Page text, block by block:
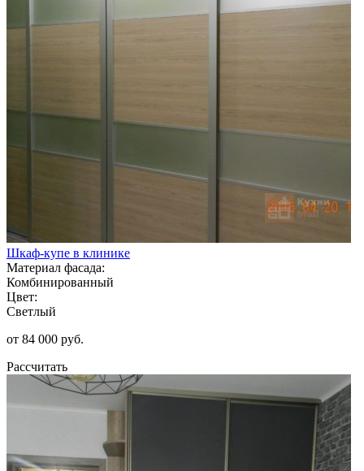
Шкаф-купе в клинике
Материал фасада:
Комбинированный
Цвет:
Светлый
от 84 000 руб.
Рассчитать